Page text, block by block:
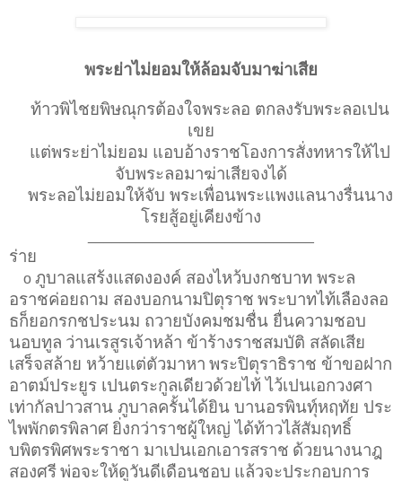
พระย่าไม่ยอมให้ล้อมจับมาฆ่าเสีย
ท้าวพิไชยพิษณุกรต้องใจพระลอ ตกลงรับพระลอเปน
เขย
แต่พระย่าไม่ยอม แอบอ้างราชโองการสั่งทหารให้ไป
จับพระลอมาฆ่าเสียจงได้
พระลอไม่ยอมให้จับ พระเพื่อนพระแพงแลนางรื่นนาง
โรยสู้อยู่เคียงข้าง
ร่าย
o ภูบาลแสร้งแสดงองค์ สองไหว้บงกชบาท พระล
อราชค่อยถาม สองบอกนามปิตุราช พระบาทไท้เลืองลอ
ธก็ยอกรกชประนม ถวายบังคมชมชื่น ยื่นความชอบ
นอบทูล ว่านเรสูรเจ้าหล้า ข้าร้างราชสมบัติ สลัดเสีย
เสร็จสล้าย หว้ายแต่ตัวมาหา พระปิตุราธิราช ข้าขอฝาก
อาตม์ประยูร เปนตระกูลเดียวด้วยไท้ ไว้เปนเอกวงศา
เท่ากัลปาวสาน ภูบาลครั้นได้ยิน บานอรพินทุ์หฤทัย ประ
ไพพักตรพิลาศ ยิ่งกว่าราชผู้ใหญ่ ได้ท้าวไส้สัมฤทธิ์
บพิตรพิศพระราชา มาเปนเอกเอารสราช ด้วยนางนาฎ
สองศรีพ่อจะให้ดูวันดีเดือนชอบ แล้วจะประกอบการ